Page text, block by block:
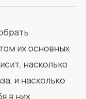
их основных
насколько
и насколько
в них